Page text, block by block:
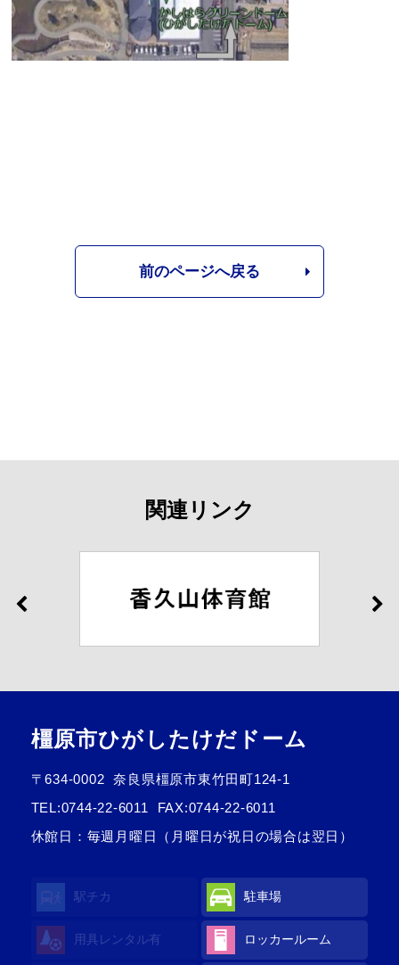
前のページへ戻る
関連リンク
橿原市ひがしたけだドーム
〒634-0002
奈良県橿原市東竹田町124-1
TEL:0744-22-6011
FAX:0744-22-6011
休館日：毎週月曜日（月曜日が祝日の場合は翌日）
駅チカ 駐車場
用具レンタル有 ロッカールーム